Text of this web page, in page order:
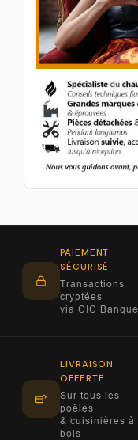
PAIEMENT
SÉCURISÉ
Transactions
cryptées
via CIC Banque
LIVRAISON
OFFERTE
Sur tous les
poêles
& cuisinières à
bois